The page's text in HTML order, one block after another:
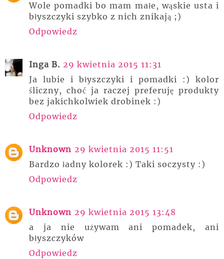
Wole pomadki bo mam małe, wąskie usta i
błyszczyki szybko z nich znikają ;)
Odpowiedz
Inga B. 29 kwietnia 2015 11:31
Ja lubie i błyszczyki i pomadki :) kolor
śliczny, choć ja raczej preferuję produkty
bez jakichkolwiek drobinek :)
Odpowiedz
Unknown 29 kwietnia 2015 11:51
Bardzo ładny kolorek :) Taki soczysty :)
Odpowiedz
Unknown 29 kwietnia 2015 13:48
a ja nie używam ani pomadek, ani
błyszczyków
Odpowiedz